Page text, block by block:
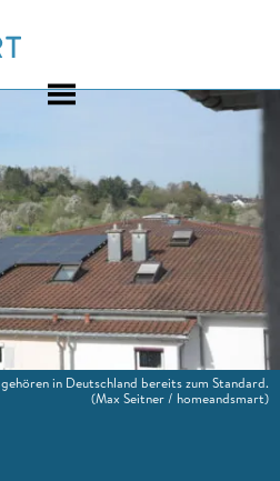
in Deutschland bereits zum Standard.
(Max Seitner / homeandsmart)